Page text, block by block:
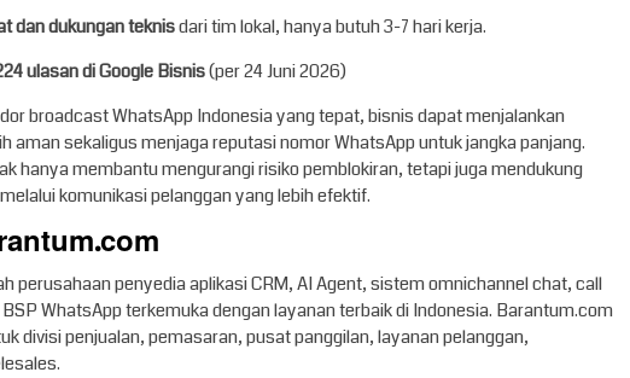
dan dukungan teknisdari tim lokal, hanya butuh 3-7 hari kerja.
ulasan di Google Bisnis(per 24 Juni 2026)
broadcast WhatsApp Indonesia yang tepat, bisnis dapat menjalankan
aman sekaligus menjaga reputasi nomor WhatsApp untuk jangka panjang.
hanya membantu mengurangi risiko pemblokiran, tetapi juga mendukung
komunikasi pelanggan yang lebih efektif.
perusahaan penyedia aplikasi CRM, AI Agent, sistem omnichannel chat, call
WhatsApp terkemuka dengan layanan terbaik di Indonesia. Barantum.com
divisi penjualan, pemasaran, pusat panggilan, layanan pelanggan,